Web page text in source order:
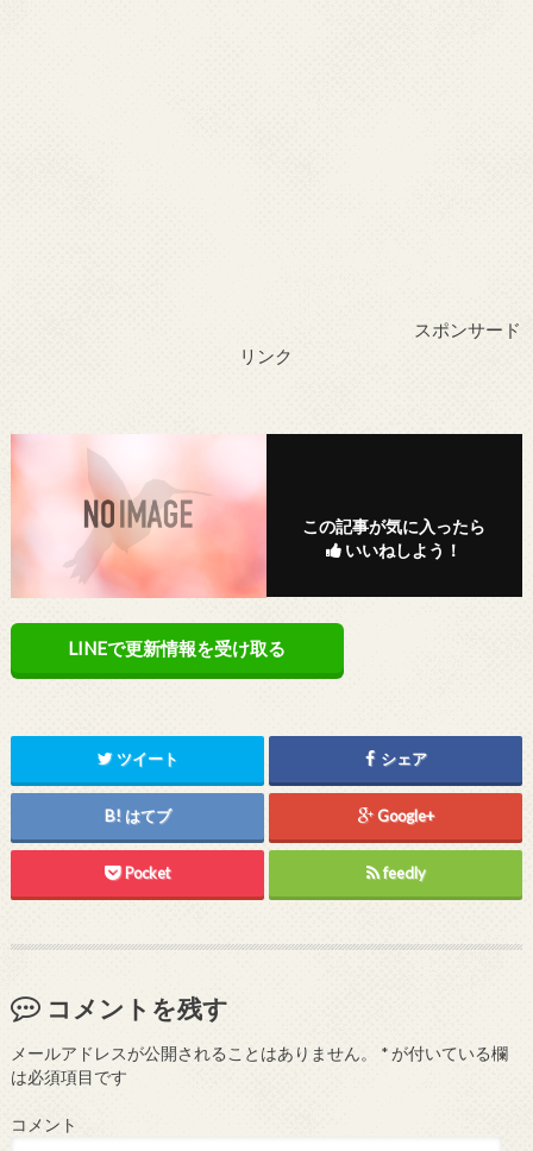
スポンサード
リンク
この記事が気に入ったら
いいねしよう！
LINEで更新情報を受け取る
ツイート シェア
はてブ Google+
Pocket feedly
コメントを残す
メールアドレスが公開されることはありません。 *が付いている欄
は必須項目です
コメント